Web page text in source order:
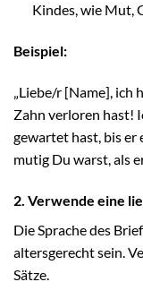
Kindes, wie Mut,
Beispiel:
„Liebe/r [Name], ich
Zahn verloren hast!
gewartet hast, bis er
mutig Du warst, als
2. Verwende eine
Die Sprache des
altersgerecht sein.
Sätze.